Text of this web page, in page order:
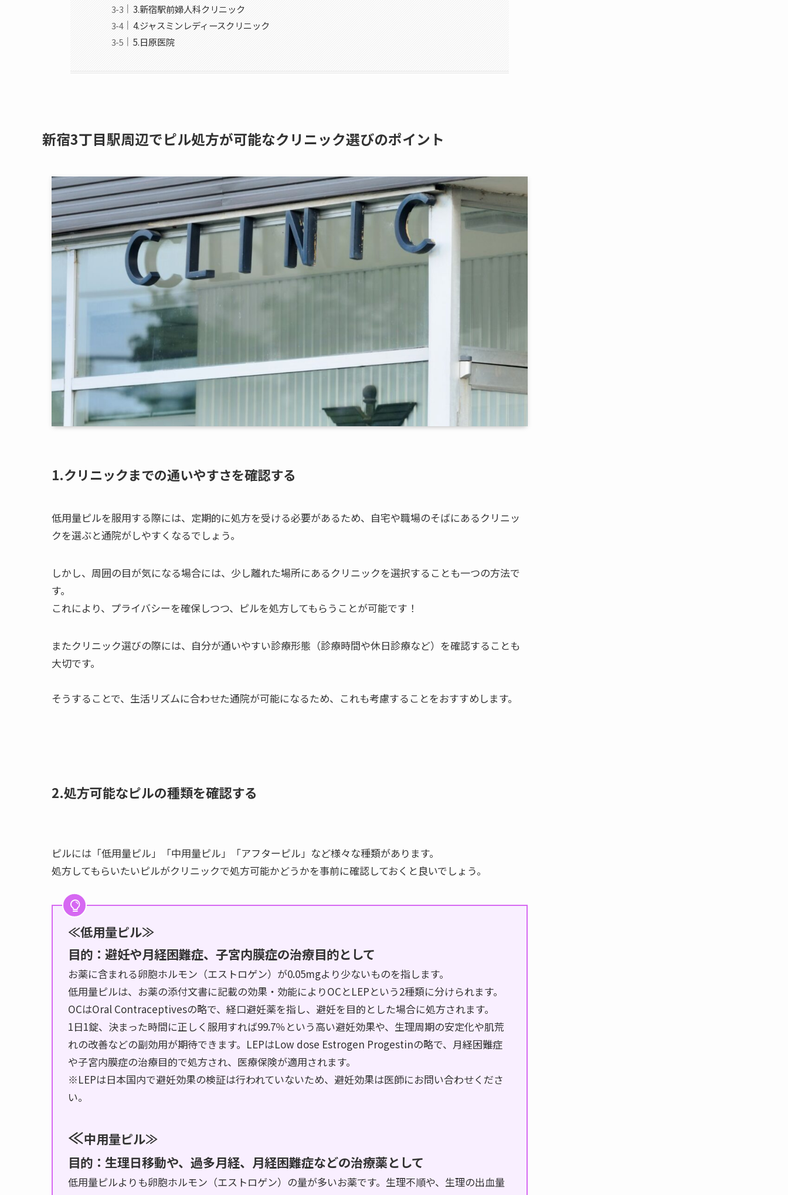
3.新宿駅前婦人科クリニック
4.ジャスミンレディースクリニック
5.日原医院
新宿3丁目駅周辺でピル処方が可能なクリニック選びのポイント
1.クリニックまでの通いやすさを確認する
低用量ピルを服用する際には、定期的に処方を受ける必要があるため、自宅や職場のそばにあるクリニッ
クを選ぶと通院がしやすくなるでしょう。
しかし、周囲の目が気になる場合には、少し離れた場所にあるクリニックを選択することも一つの方法で
す。
これにより、プライバシーを確保しつつ、ピルを処方してもらうことが可能です！
またクリニック選びの際には、自分が通いやすい診療形態（診療時間や休日診療など）を確認することも
大切です。
そうすることで、生活リズムに合わせた通院が可能になるため、これも考慮することをおすすめします。
2.処方可能なピルの種類を確認する
ピルには「低用量ピル」「中用量ピル」「アフターピル」など様々な種類があります。
処方してもらいたいピルがクリニックで処方可能かどうかを事前に確認しておくと良いでしょう。
≪低用量ピル≫
目的： 避妊や月経困難症、子宮内膜症の治療目的として
お薬に含まれる卵胞ホルモン（エストロゲン）が0.05mgより少ないものを指します。
低用量ピルは、お薬の添付文書に記載の効果・効能によりOCとLEPという2種類に分けられます。
OCはOral Contraceptivesの略で、経口避妊薬を指し、避妊を目的とした場合に処方されます。
1日1錠、決まった時間に正しく服用すれば99.7％という高い避妊効果や、生理周期の安定化や肌荒
れの改善などの副効用が期待できます。LEPはLow dose Estrogen Progestinの略で、月経困難症
や子宮内膜症の治療目的で処方され、医療保険が適用されます。
※LEPは日本国内で避妊効果の検証は行われていないため、避妊効果は医師にお問い合わせくださ
い。
≪中用量ピル≫
目的：生理日移動や、過多月経、月経困難症などの治療薬として
低用量ピルよりも卵胞ホルモン（エストロゲン）の量が多いお薬です。生理不順や、生理の出血量